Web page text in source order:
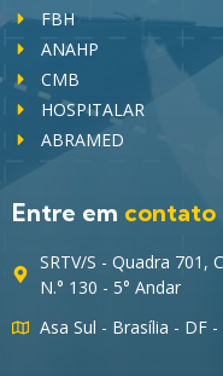
FBH
ANAHP
CMB
HOSPITALAR
ABRAMED
Entre em contato
SRTV/S - Quadra 701,
N.° 130 - 5° Andar
Asa Sul - Brasília - DF -